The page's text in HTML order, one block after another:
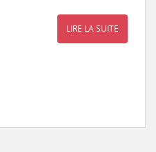
LIRE LA SUITE